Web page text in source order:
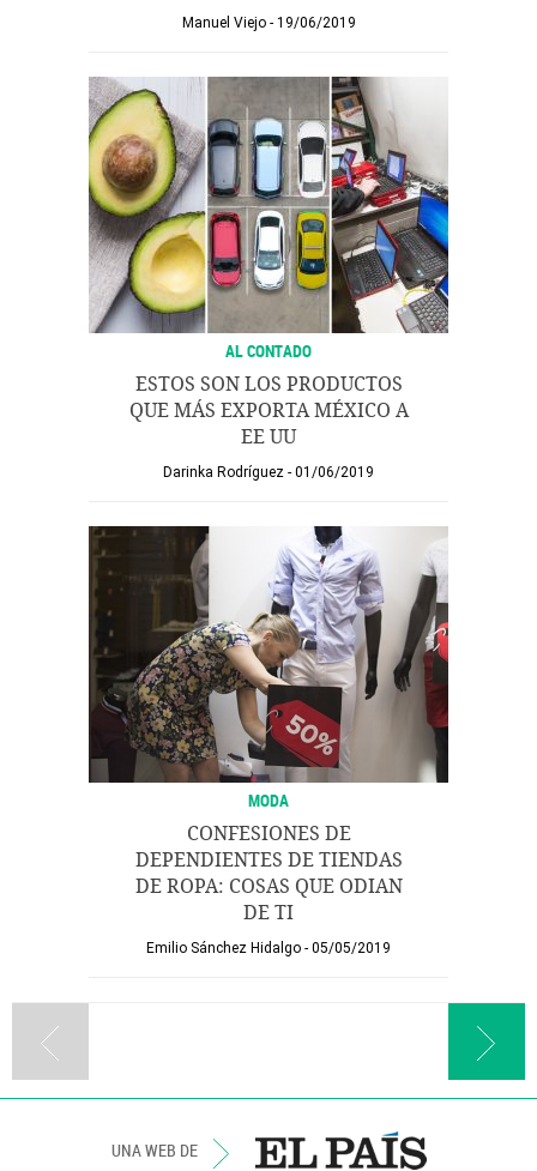
Manuel Viejo 19/06/2019
AL CONTADO
ESTOS SON LOS PRODUCTOS
QUE MÁS EXPORTA MÉXICO A
EE UU
Darinka Rodríguez 01/06/2019
MODA
CONFESIONES DE
DEPENDIENTES DE TIENDAS
DE ROPA: COSAS QUE ODIAN
DE TI
Emilio Sánchez Hidalgo 05/05/2019
UNA WEB DE